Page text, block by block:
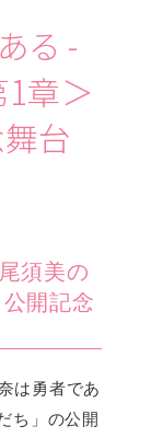
る -
章＞
台
須美の
開記念
は勇者であ
ち」の公開